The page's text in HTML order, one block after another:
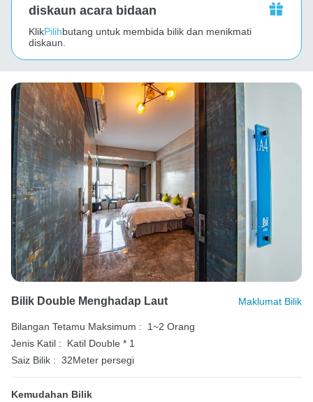
diskaun acara bidaan
KlikPilihbutang untuk membida bilik dan menikmati
diskaun.
Bilik Double Menghadap Laut Maklumat Bilik
Bilangan Tetamu Maksimum :
1~2 Orang
Jenis Katil :
Katil Double * 1
Saiz Bilik : 32Meter persegi
Kemudahan Bilik